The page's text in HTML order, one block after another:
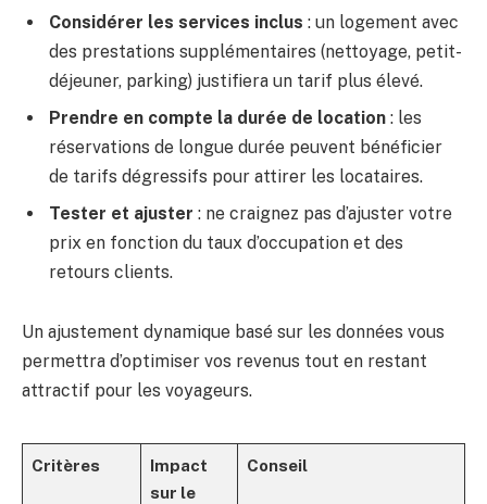
Considérer les services inclus : un logement avec
des prestations supplémentaires (nettoyage, petit-
déjeuner, parking) justifiera un tarif plus élevé.
Prendre en compte la durée de location : les
réservations de longue durée peuvent bénéficier
de tarifs dégressifs pour attirer les locataires.
Tester et ajuster : ne craignez pas d’ajuster votre
prix en fonction du taux d’occupation et des
retours clients.
Un ajustement dynamique basé sur les données vous
permettra d’optimiser vos revenus tout en restant
attractif pour les voyageurs.
Critères
Impact
sur le
Conseil